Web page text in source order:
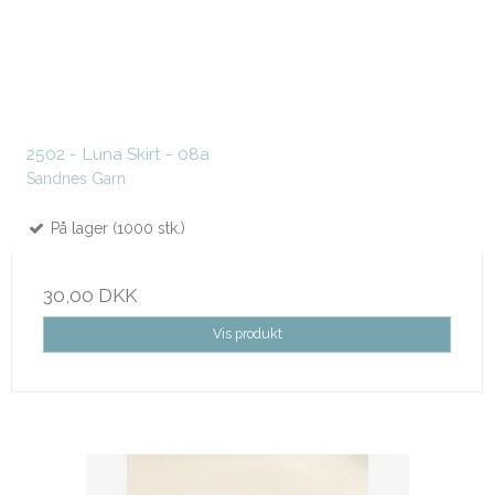
2502 - Luna Skirt - 08a
Sandnes Garn
På lager (1000 stk.)
30,00 DKK
Vis produkt